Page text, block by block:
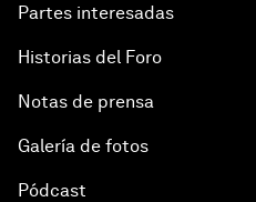
Partes interesadas
Historias del Foro
Notas de prensa
Galería de fotos
Pódcast